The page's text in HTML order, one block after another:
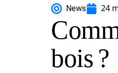
News 24
bois ?